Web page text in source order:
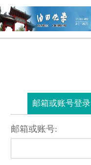
邮箱或账号登录
邮箱或账号: